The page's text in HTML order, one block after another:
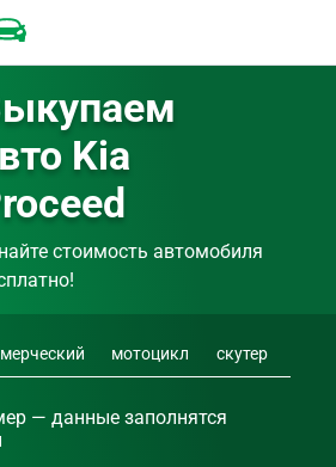
Kia
стоимость автомобиля
мотоцикл скутер
— данные заполнятся